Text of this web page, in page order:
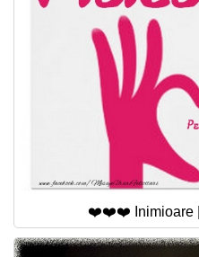
❤️❤️❤️ Inimioare |